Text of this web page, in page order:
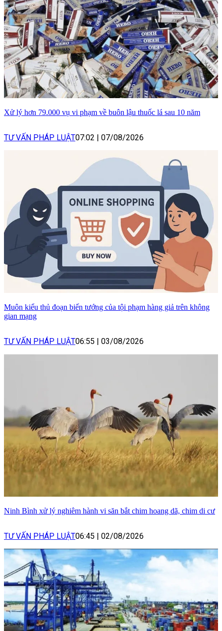
Xử lý hơn 79.000 vụ vi phạm về buôn lậu thuốc lá sau 10 năm
TƯ VẤN PHÁP LUẬT07:02 07/08/2026
Muôn kiểu thủ đoạn biến tướng của tội phạm hàng giả trên không
gian mạng
TƯ VẤN PHÁP LUẬT06:55 03/08/2026
Ninh Bình xử lý nghiêm hành vi săn bắt chim hoang dã, chim di cư
TƯ VẤN PHÁP LUẬT06:45 02/08/2026